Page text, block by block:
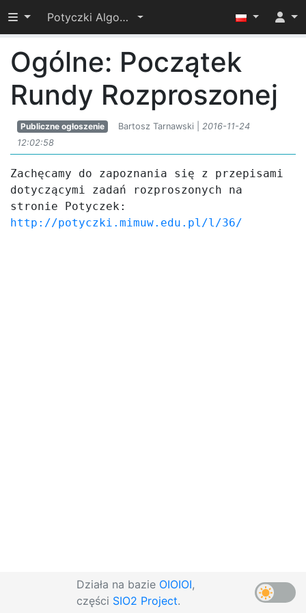
Przełącz widoczność menu
Potyczki Algorytmiczne 2016
Ogólne: Początek
Rundy Rozproszonej
Publiczne ogłoszenie Bartosz Tarnawski | 2016-11-24
12:02:58
Zachęcamy do zapoznania się z przepisami
dotyczącymi zadań rozproszonych na
http://potyczki.mimuw.edu.pl/l/36/
Działa na bazie OIOIOI,
części SIO2 Project.